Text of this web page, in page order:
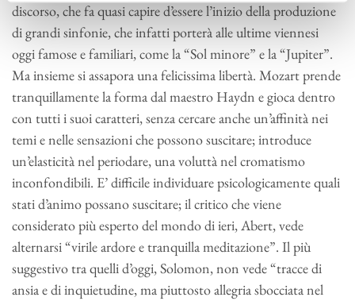
discorso, che fa quasi capire d’essere l’inizio della produzione
di grandi sinfonie, che infatti porterà alle ultime viennesi
oggi famose e familiari, come la “Sol minore” e la “Jupiter”.
Ma insieme si assapora una felicissima libertà. Mozart prende
tranquillamente la forma dal maestro Haydn e gioca dentro
con tutti i suoi caratteri, senza cercare anche un’affinità nei
temi e nelle sensazioni che possono suscitare; introduce
un’elasticità nel periodare, una voluttà nel cromatismo
inconfondibili. E’ difficile individuare psicologicamente quali
stati d’animo possano suscitare; il critico che viene
considerato più esperto del mondo di ieri, Abert, vede
alternarsi “virile ardore e tranquilla meditazione”. Il più
suggestivo tra quelli d’oggi, Solomon, non vede “tracce di
ansia e di inquietudine, ma piuttosto allegria sbocciata nel